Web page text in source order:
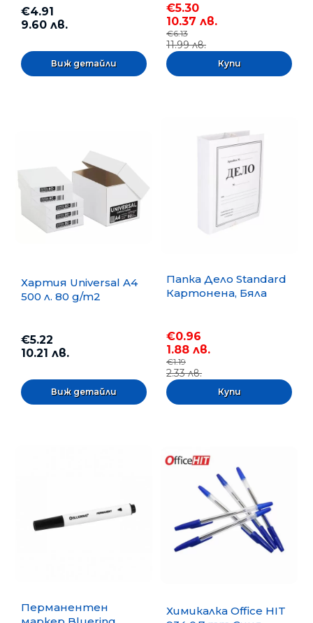
€4.91
9.60 лв.
Виж детайли
€5.30
10.37 лв.
€6.13
11.99 лв.
Хартия Universal A4
500 л. 80 g/m2
€5.22
10.21 лв.
Виж детайли
Папка Дело Standard
Картонена, Бяла
€0.96
1.88 лв.
€1.19
2.33 лв.
Перманентен
Химикалка Office HIT